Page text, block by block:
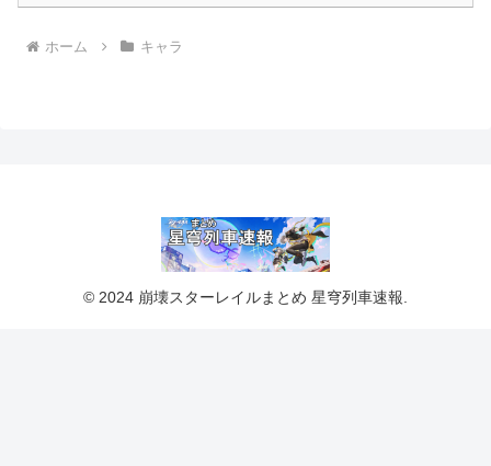
ホーム キャラ
© 2024 崩壊スターレイルまとめ 星穹列車速報.